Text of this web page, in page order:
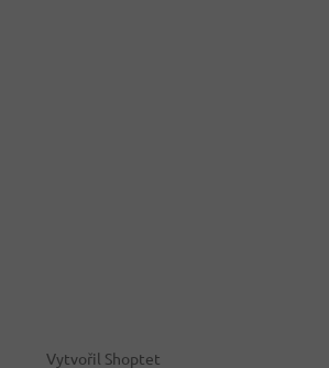
Vytvořil Shoptet